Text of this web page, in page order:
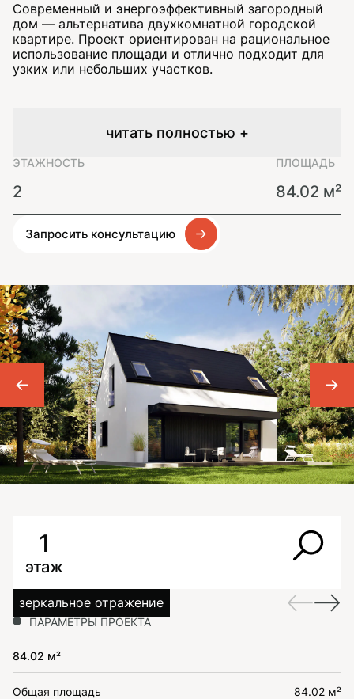
Современный и энергоэффективный загородный
дом — альтернатива двухкомнатной городской
квартире. Проект ориентирован на рациональное
использование площади и отлично подходит для
узких или небольших участков.
читать полностью +
ЭТАЖНОСТЬ
2
ПЛОЩАДЬ
84.02 м²
Запросить консультацию
1
этаж
зеркальное отражение
ПАРАМЕТРЫ ПРОЕКТА
84.02 м²
Общая площадь 84.02 м²